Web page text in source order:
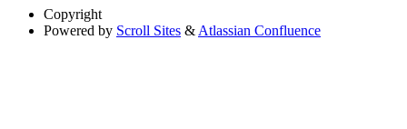
Copyright
Powered by Scroll Sites & Atlassian Confluence